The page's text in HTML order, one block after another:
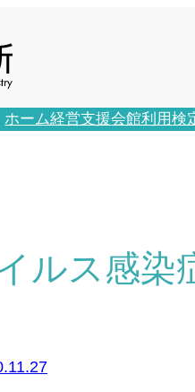
ホーム経営支援会館利用検
ルス感